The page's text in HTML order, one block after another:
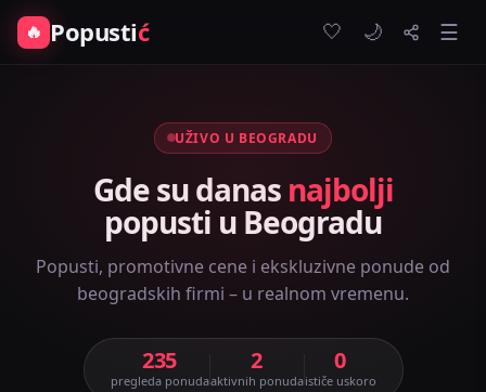
🔥 Popustić 🤍 🌙 ☰
UŽIVO U BEOGRADU
Gde su danas najbolji
popusti u Beogradu
Popusti, promotivne cene i ekskluzivne ponude od
beogradskih firmi – u realnom vremenu.
235
pregleda ponuda
2
aktivnih ponuda
0
ističe uskoro